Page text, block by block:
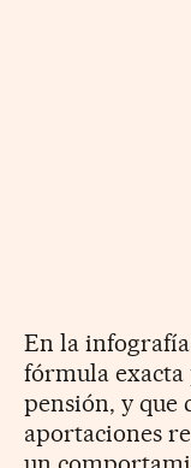
En la
fórmula
pensión, y que
aportaciones